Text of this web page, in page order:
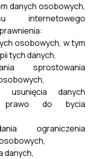
ZAMÓWIENIU -
z dostosowaniem
i Gminy
danych osobowych,
internetowego
osobowych, w tym
tych danych,
sprostowania
danych
prawo do bycia
ograniczenia
danych,